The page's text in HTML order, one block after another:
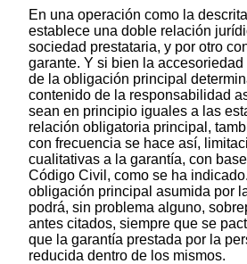
En una operación como la
establece una doble relación
sociedad prestataria, y por otro
garante. Y si bien la
de la obligación principal
contenido de la responsabilidad
sean en principio iguales a las
relación obligatoria principal,
con frecuencia se hace así,
cualitativas a la garantía, con
Código Civil, como se ha
obligación principal asumida por
podrá, sin problema alguno,
antes citados, siempre que se
que la garantía prestada por la
reducida dentro de los mismos.